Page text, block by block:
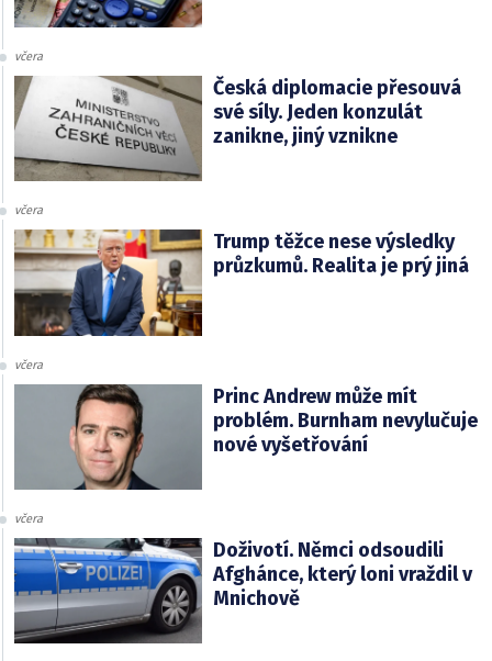
včera
Česká diplomacie přesouvá
své síly. Jeden konzulát
zanikne, jiný vznikne
včera
Trump těžce nese výsledky
průzkumů. Realita je prý jiná
včera
Princ Andrew může mít
problém. Burnham nevylučuje
nové vyšetřování
včera
Doživotí. Němci odsoudili
Afghánce, který loni vraždil v
Mnichově